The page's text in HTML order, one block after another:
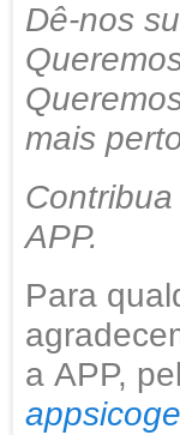
Dê-nos
mais
APP.
Para
a APP,